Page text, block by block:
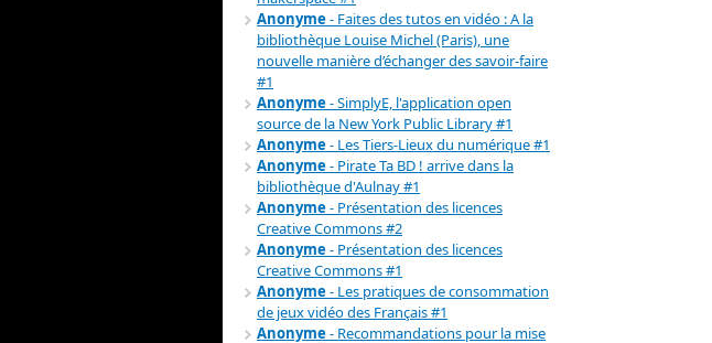
Anonyme- Faites des tutos en vidéo : A la
bibliothèque Louise Michel (Paris), une
nouvelle manière d’échanger des savoir-faire
#1
Anonyme- SimplyE, l'application open
source de la New York Public Library #1
Anonyme- Les Tiers-Lieux du numérique #1
Anonyme- Pirate Ta BD ! arrive dans la
bibliothèque d'Aulnay #1
Anonyme- Présentation des licences
Creative Commons #2
Anonyme- Présentation des licences
Creative Commons #1
Anonyme- Les pratiques de consommation
de jeux vidéo des Français #1
Anonyme- Recommandations pour la mise